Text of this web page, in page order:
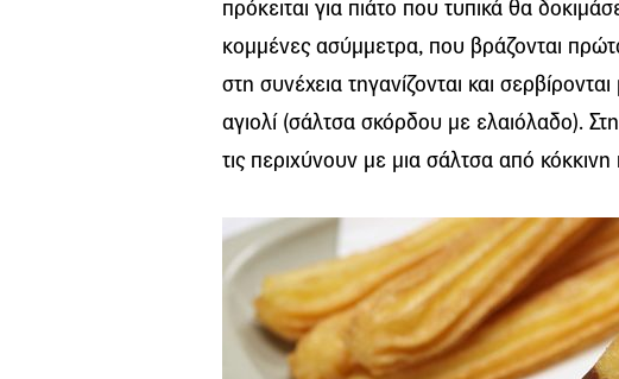
πρόκειται για πιάτο που τυπικά θα
κομμένες ασύμμετρα, που βράζονται
στη συνέχεια τηγανίζονται και
αγιολί (σάλτσα σκόρδου με ελαιόλαδο).
τις περιχύνουν με μια σάλτσα από κόκκινη